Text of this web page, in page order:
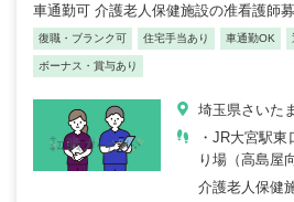
車通勤可 介護老人保健施設の准看護師
復職・ブランク可 住宅手当あり 車通勤OK
ボーナス・賞与あり
埼玉県さいた
・JR大宮駅
り場（高島屋
介護老人保健